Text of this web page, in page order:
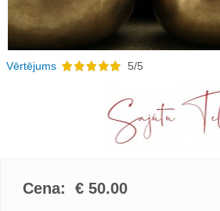
Vērtējums 5/5
Cena: € 50.00